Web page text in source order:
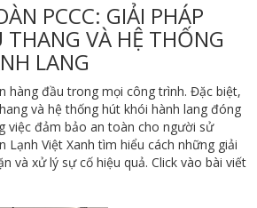
PCCC: GIẢI PHÁP
THANG VÀ HỆ THỐNG
LANG
hàng đầu trong mọi công trình. Đặc biệt,
và hệ thống hút khói hành lang đóng
việc đảm bảo an toàn cho người sử
Lạnh Việt Xanh tìm hiểu cách những giải
và xử lý sự cố hiệu quả. Click vào bài viết